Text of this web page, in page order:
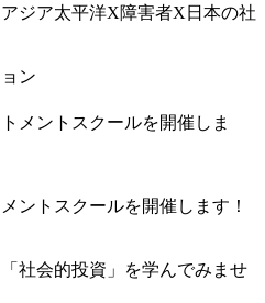
アジア太平洋X障害者X日本の社
ン
ントスクールを開催します！